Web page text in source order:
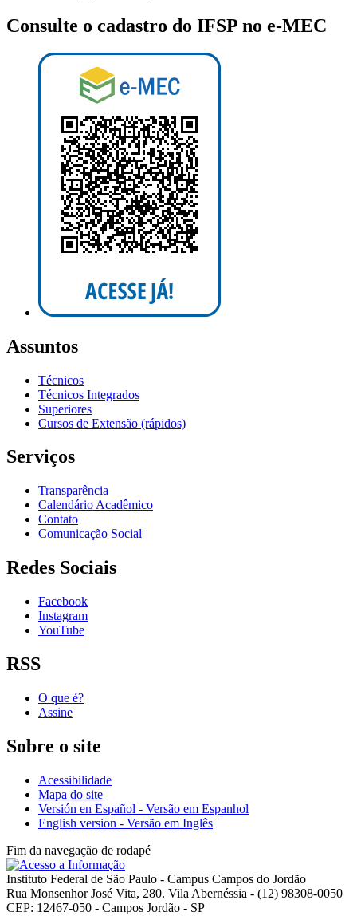
Consulte o cadastro do IFSP no e-MEC
Assuntos
Técnicos
Técnicos Integrados
Superiores
Cursos de Extensão (rápidos)
Serviços
Transparência
Calendário Acadêmico
Contato
Comunicação Social
Redes Sociais
Facebook
Instagram
YouTube
RSS
O que é?
Assine
Sobre o site
Acessibilidade
Mapa do site
Versión en Español - Versão em Espanhol
English version - Versão em Inglês
Fim da navegação de rodapé
Instituto Federal de São Paulo - Campus Campos do Jordão
Rua Monsenhor José Vita, 280. Vila Abernéssia - (12) 98308-0050
CEP: 12467-050 - Campos Jordão - SP